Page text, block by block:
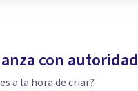
con autoridad
a la hora de criar?